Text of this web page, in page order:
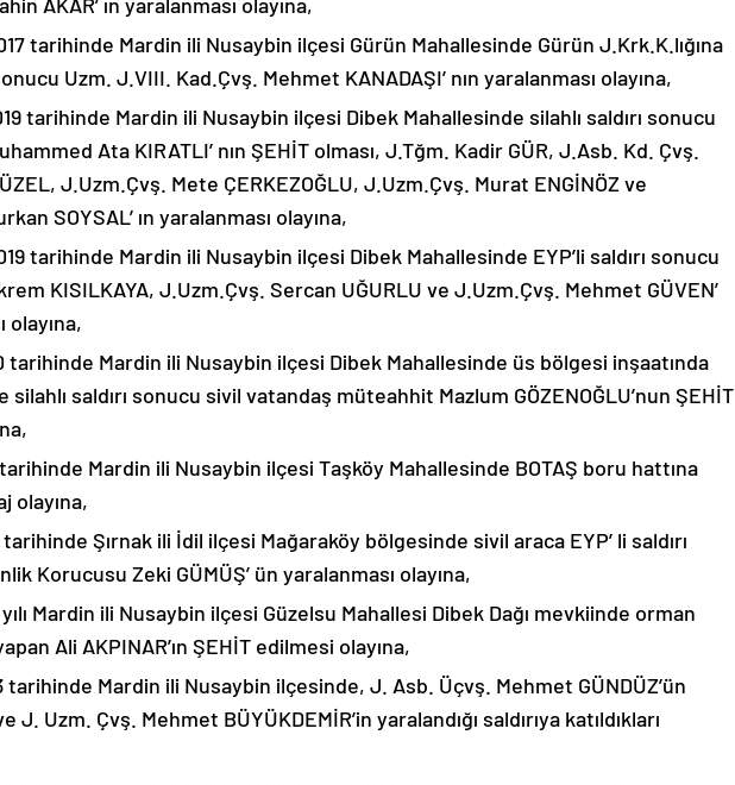
tarihinde Mardin ili Nusaybin ilçesi Gürün Mahallesinde Gürün J.Krk.K.lığına
Uzm. J.VIII. Kad.Çvş. Mehmet KANADAŞI’ nın yaralanması olayına,
tarihinde Mardin ili Nusaybin ilçesi Dibek Mahallesinde silahlı saldırı sonucu
Ata KIRATLI’ nın ŞEHİT olması, J.Tğm. Kadir GÜR, J.Asb. Kd. Çvş.
J.Uzm.Çvş. Mete ÇERKEZOĞLU, J.Uzm.Çvş. Murat ENGİNÖZ ve
SOYSAL’ ın yaralanması olayına,
tarihinde Mardin ili Nusaybin ilçesi Dibek Mahallesinde EYP’li saldırı sonucu
KISILKAYA, J.Uzm.Çvş. Sercan UĞURLU ve J.Uzm.Çvş. Mehmet GÜVEN’
olayına,
tarihinde Mardin ili Nusaybin ilçesi Dibek Mahallesinde üs bölgesi inşaatında
silahlı saldırı sonucu sivil vatandaş müteahhit Mazlum GÖZENOĞLU’nun ŞEHİT
Mardin ili Nusaybin ilçesi Taşköy Mahallesinde BOTAŞ boru hattına
olayına,
Şırnak ili İdil ilçesi Mağaraköy bölgesinde sivil araca EYP’ li saldırı
Korucusu Zeki GÜMÜŞ’ ün yaralanması olayına,
Mardin ili Nusaybin ilçesi Güzelsu Mahallesi Dibek Dağı mevkiinde orman
Ali AKPINAR’ın ŞEHİT edilmesi olayına,
tarihinde Mardin ili Nusaybin ilçesinde, J. Asb. Üçvş. Mehmet GÜNDÜZ’ün
J. Uzm. Çvş. Mehmet BÜYÜKDEMİR’in yaralandığı saldırıya katıldıkları